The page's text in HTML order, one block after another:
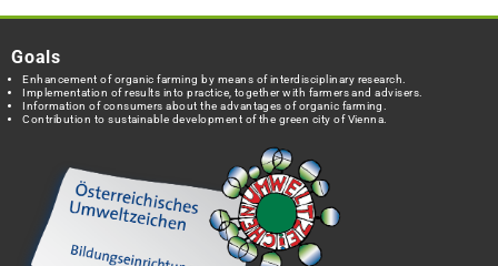
Goals
Enhancement of organic farming by means of interdisciplinary research.
Implementation of results into practice, together with farmers and advisers.
Information of consumers about the advantages of organic farming.
Contribution to sustainable development of the green city of Vienna.